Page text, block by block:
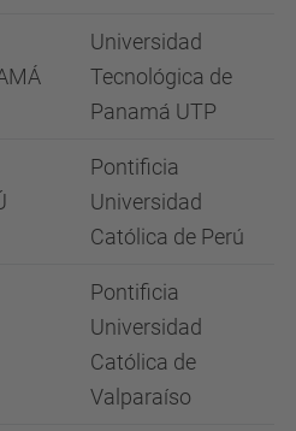
Universidad
Tecnológica de
Panamá UTP
Pontificia
Universidad
Católica de Perú
Pontificia
Universidad
Católica de
Valparaíso